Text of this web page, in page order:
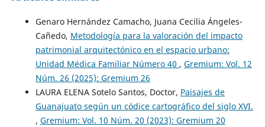
Genaro Hernández Camacho, Juana Cecilia Ángeles-
Cañedo, Metodología para la valoración del impacto
patrimonial arquitectónico en el espacio urbano:
Unidad Médica Familiar Número 40 , Gremium: Vol. 12
Núm. 26 (2025): Gremium 26
LAURA ELENA Sotelo Santos, Doctor, Paisajes de
Guanajuato según un códice cartográfico del siglo XVI.
, Gremium: Vol. 10 Núm. 20 (2023): Gremium 20